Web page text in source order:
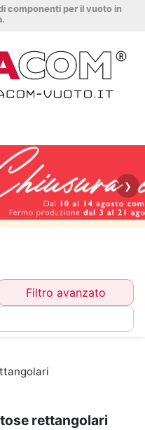
componenti per il vuoto in
❯
Filtro avanzato
rettangolari